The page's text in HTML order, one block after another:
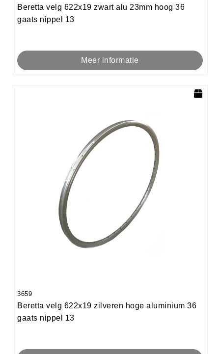
Beretta velg 622x19 zwart alu 23mm hoog 36
gaats nippel 13
Meer informatie
3659
Beretta velg 622x19 zilveren hoge aluminium 36
gaats nippel 13